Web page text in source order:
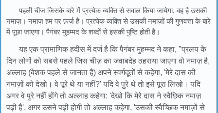
पहली चीज जिसके बारे में प्रत्येक व्यक्ति से सवाल किया जायेगा, वह है उसकी
नमाज़। नमाज़ हम पर फ़र्ज़ है। प्रत्येक व्यक्ति से उसकी नमाज़ों की गुणवत्ता के बारे
में पूछा जाएगा। पैगंबर मुहम्मद के शब्दों से इसकी पुष्टि होती है।
यह एक प्रामाणिक हदीस में दर्ज है कि पैगंबर मुहम्मद ने कहा, "प्रलय के
दिन लोगों को सबसे पहले जिस चीज़ का जवाबदेह ठहराया जाएगा वो नमाज़ है,
अल्लाह (बेशक पहले से जानता है) अपने स्वर्गदूतों से कहेगा, 'मेरे दास की
नमाज़ों को देखो। वे पूरे थे या नहीं?' यदि वे पुरे थे तो इसे पूरा लिखो। यदि
अगर वे पुरे नहीं होंगे तो अल्लाह कहेगा: 'देखो कि मेरे दास ने स्वैछिक नमाज़
पढ़ी है', अगर उसने पढ़ी होगी तो अल्लाह कहेगा, 'उसकी स्वैच्छिक नमाज़ों से